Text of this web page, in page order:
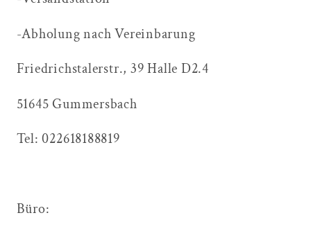
-Abholung nach Vereinbarung
Friedrichstalerstr., 39 Halle D2.4
51645 Gummersbach
Tel: 022618188819
Büro: